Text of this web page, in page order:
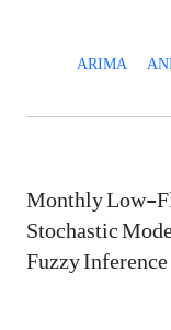
ARIMA
Monthly Low-
Stochastic
Fuzzy